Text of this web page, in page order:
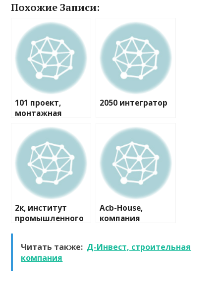
Похожие Записи:
101 проект,
монтажная
2050 интегратор
2к, институт
промышленного
Acb-House,
компания
Читать также: Д-Инвест, строительная
компания